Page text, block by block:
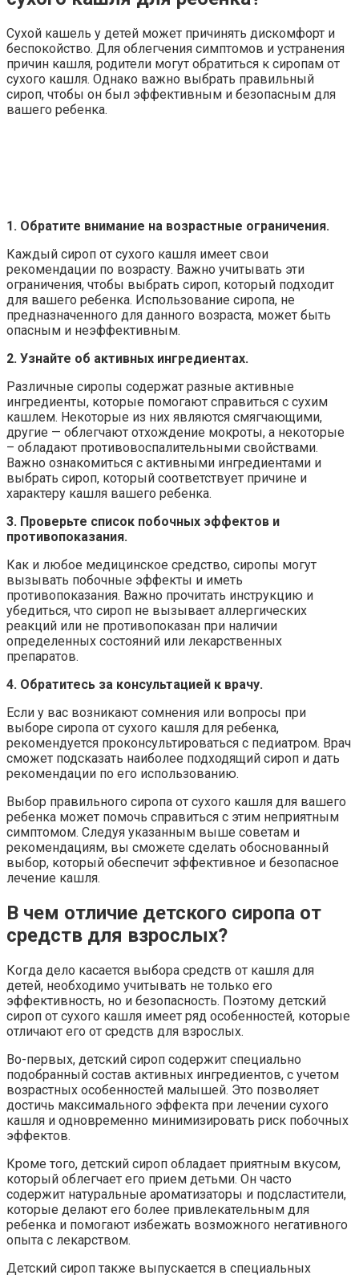
Сухой кашель у детей может причинять дискомфорт и
беспокойство. Для облегчения симптомов и устранения
причин кашля, родители могут обратиться к сиропам от
сухого кашля. Однако важно выбрать правильный
сироп, чтобы он был эффективным и безопасным для
вашего ребенка.
1. Обратите внимание на возрастные ограничения.
Каждый сироп от сухого кашля имеет свои
рекомендации по возрасту. Важно учитывать эти
ограничения, чтобы выбрать сироп, который подходит
для вашего ребенка. Использование сиропа, не
предназначенного для данного возраста, может быть
опасным и неэффективным.
2. Узнайте об активных ингредиентах.
Различные сиропы содержат разные активные
ингредиенты, которые помогают справиться с сухим
кашлем. Некоторые из них являются смягчающими,
другие — облегчают отхождение мокроты, а некоторые
– обладают противовоспалительными свойствами.
Важно ознакомиться с активными ингредиентами и
выбрать сироп, который соответствует причине и
характеру кашля вашего ребенка.
3. Проверьте список побочных эффектов и
противопоказания.
Как и любое медицинское средство, сиропы могут
вызывать побочные эффекты и иметь
противопоказания. Важно прочитать инструкцию и
убедиться, что сироп не вызывает аллергических
реакций или не противопоказан при наличии
определенных состояний или лекарственных
препаратов.
4. Обратитесь за консультацией к врачу.
Если у вас возникают сомнения или вопросы при
выборе сиропа от сухого кашля для ребенка,
рекомендуется проконсультироваться с педиатром. Врач
сможет подсказать наиболее подходящий сироп и дать
рекомендации по его использованию.
Выбор правильного сиропа от сухого кашля для вашего
ребенка может помочь справиться с этим неприятным
симптомом. Следуя указанным выше советам и
рекомендациям, вы сможете сделать обоснованный
выбор, который обеспечит эффективное и безопасное
лечение кашля.
В чем отличие детского сиропа от
средств для взрослых?
Когда дело касается выбора средств от кашля для
детей, необходимо учитывать не только его
эффективность, но и безопасность. Поэтому детский
сироп от сухого кашля имеет ряд особенностей, которые
отличают его от средств для взрослых.
Во-первых, детский сироп содержит специально
подобранный состав активных ингредиентов, с учетом
возрастных особенностей малышей. Это позволяет
достичь максимального эффекта при лечении сухого
кашля и одновременно минимизировать риск побочных
эффектов.
Кроме того, детский сироп обладает приятным вкусом,
который облегчает его прием детьми. Он часто
содержит натуральные ароматизаторы и подсластители,
которые делают его более привлекательным для
ребенка и помогают избежать возможного негативного
опыта с лекарством.
Детский сироп также выпускается в специальных